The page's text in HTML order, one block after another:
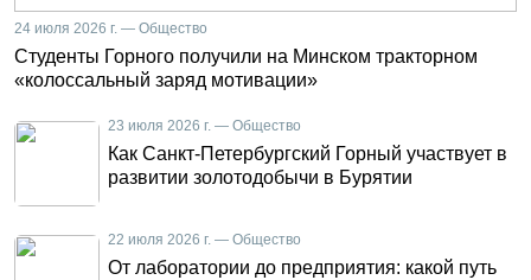
24 июля 2026 г. — Общество
Студенты Горного получили на Минском тракторном
«колоссальный заряд мотивации»
23 июля 2026 г. — Общество
Как Санкт-Петербургский Горный участвует в
развитии золотодобычи в Бурятии
22 июля 2026 г. — Общество
От лаборатории до предприятия: какой путь